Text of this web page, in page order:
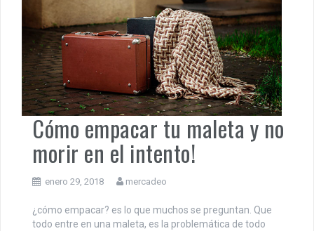
Cómo empacar tu maleta y no
morir en el intento!
enero 29, 2018 mercadeo
¿cómo empacar? es lo que muchos se preguntan. Que
todo entre en una maleta, es la problemática de todo